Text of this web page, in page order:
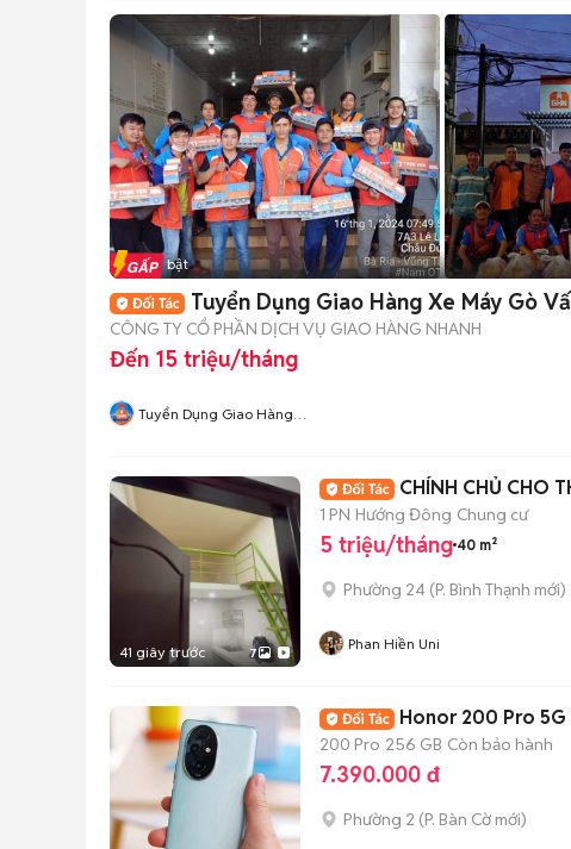
Tin nổi bật
Tuyển Dụng Giao Hàng Xe Máy Gò
CÔNG TY CỔ PHẦN DỊCH VỤ GIAO HÀNG NHANH
Đến 15 triệu/tháng
Tuyển Dụng Giao Hàng
41 giây trước 7
CHÍNH CHỦ CHO
1 PN Hướng Đông Chung cư
5 triệu/tháng 40 m²
Phường 24 (P. Bình Thạnh mới)
Phan Hiền Uni
Honor 200 Pro 5G
200 Pro 256 GB Còn bảo hành
7.390.000 đ
Phường 2 (P. Bàn Cờmới)